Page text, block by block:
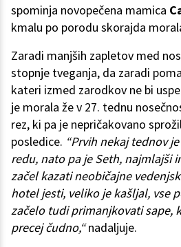
spominja novopečena mamica
kmalu po porodu skorajda
Zaradi manjših zapletov med
stopnje tveganja, da zaradi
kateri izmed zarodkov ne bi
je morala že v 27. tednu
rez, ki pa je nepričakovano
posledice. “Prvih nekaj tednov
redu, nato pa je Seth, najmlajši
začel kazati neobičajne
hotel jesti, veliko je kašljal, vse
začelo tudi primanjkovati sape,
precej čudno,“nadaljuje.